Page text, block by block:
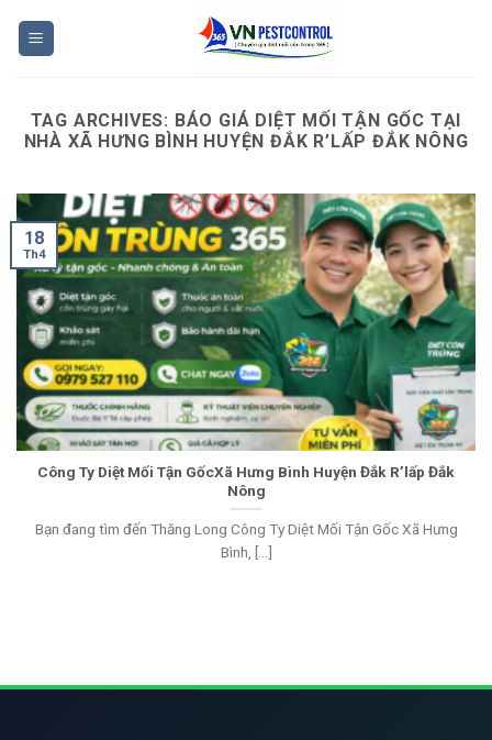
TAG ARCHIVES: BÁO GIÁ DIỆT MỐI TẬN GỐC TẠI
NHÀ XÃ HƯNG BÌNH HUYỆN ĐẮK R’LẤP ĐẮK NÔNG
Công Ty Diệt Mối Tận GốcXã Hưng Bình Huyện Đắk R’lấp Đắk
Nông
Bạn đang tìm đến Thăng Long Công Ty Diệt Mối Tận Gốc Xã Hưng
Bình, [...]
18
Th4